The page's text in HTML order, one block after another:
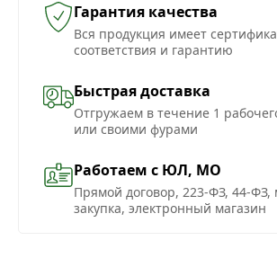
Гарантия качества
Вся продукция имеет
соответствия и гарантию
Быстрая доставка
Отгружаем в течение 1
или своими фурами
Работаем с ЮЛ, МО
Прямой договор, 223-ФЗ, 44-ФЗ,
закупка, электронный магазин